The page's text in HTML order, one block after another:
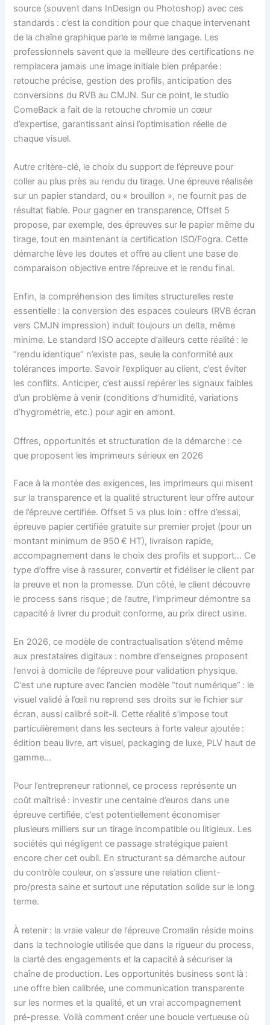
source (souvent dans InDesign ou Photoshop) avec ces
standards : c’est la condition pour que chaque intervenant
de la chaîne graphique parle le même langage. Les
professionnels savent que la meilleure des certifications ne
remplacera jamais une image initiale bien préparée :
retouche précise, gestion des profils, anticipation des
conversions du RVB au CMJN. Sur ce point, le studio
ComeBack a fait de la retouche chromie un cœur
d’expertise, garantissant ainsi l’optimisation réelle de
chaque visuel.
Autre critère-clé, le choix du support de l’épreuve pour
coller au plus près au rendu du tirage. Une épreuve réalisée
sur un papier standard, ou « brouillon », ne fournit pas de
résultat fiable. Pour gagner en transparence, Offset 5
propose, par exemple, des épreuves sur le papier même du
tirage, tout en maintenant la certification ISO/Fogra. Cette
démarche lève les doutes et offre au client une base de
comparaison objective entre l’épreuve et le rendu final.
Enfin, la compréhension des limites structurelles reste
essentielle : la conversion des espaces couleurs (RVB écran
vers CMJN impression) induit toujours un delta, même
minime. Le standard ISO accepte d’ailleurs cette réalité : le
“rendu identique” n’existe pas, seule la conformité aux
tolérances importe. Savoir l’expliquer au client, c’est éviter
les conflits. Anticiper, c’est aussi repérer les signaux faibles
d’un problème à venir (conditions d’humidité, variations
d’hygrométrie, etc.) pour agir en amont.
Offres, opportunités et structuration de la démarche : ce
que proposent les imprimeurs sérieux en 2026
Face à la montée des exigences, les imprimeurs qui misent
sur la transparence et la qualité structurent leur offre autour
de l’épreuve certifiée. Offset 5 va plus loin : offre d’essai,
épreuve papier certifiée gratuite sur premier projet (pour un
montant minimum de 950 € HT), livraison rapide,
accompagnement dans le choix des profils et support… Ce
type d’offre vise à rassurer, convertir et fidéliser le client par
la preuve et non la promesse. D’un côté, le client découvre
le process sans risque ; de l’autre, l’imprimeur démontre sa
capacité à livrer du produit conforme, au prix direct usine.
En 2026, ce modèle de contractualisation s’étend même
aux prestataires digitaux : nombre d’enseignes proposent
l’envoi à domicile de l’épreuve pour validation physique.
C’est une rupture avec l’ancien modèle “tout numérique” : le
visuel validé à l’œil nu reprend ses droits sur le fichier sur
écran, aussi calibré soit-il. Cette réalité s’impose tout
particulièrement dans les secteurs à forte valeur ajoutée :
édition beau livre, art visuel, packaging de luxe, PLV haut de
gamme…
Pour l’entrepreneur rationnel, ce process représente un
coût maîtrisé : investir une centaine d’euros dans une
épreuve certifiée, c’est potentiellement économiser
plusieurs milliers sur un tirage incompatible ou litigieux. Les
sociétés qui négligent ce passage stratégique paient
encore cher cet oubli. En structurant sa démarche autour
du contrôle couleur, on s’assure une relation client-
pro/presta saine et surtout une réputation solide sur le long
terme.
À retenir : la vraie valeur de l’épreuve Cromalin réside moins
dans la technologie utilisée que dans la rigueur du process,
la clarté des engagements et la capacité à sécuriser la
chaîne de production. Les opportunités business sont là :
une offre bien calibrée, une communication transparente
sur les normes et la qualité, et un vrai accompagnement
pré-presse. Voilà comment créer une boucle vertueuse où